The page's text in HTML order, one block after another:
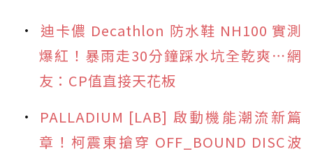
迪卡儂 Decathlon 防水鞋 NH100 實測
爆紅！暴雨走30分鐘踩水坑全乾爽⋯網
友：CP值直接天花板
PALLADIUM [LAB] 啟動機能潮流新篇
章！柯震東搶穿 OFF_BOUND DISC波